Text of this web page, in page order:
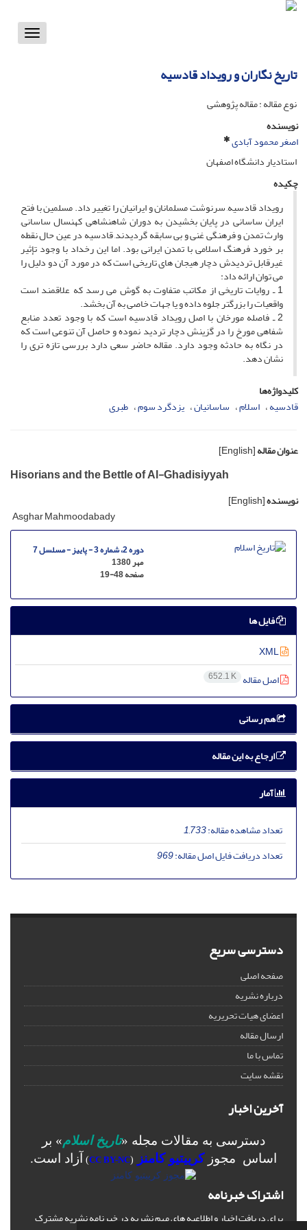
Toggle
تاریخ نگاران و رویداد قادسیه
نوع مقاله : مقاله پژوهشی
نویسنده
اصغر محمود آبادی
استادیار دانشگاه اصفهان
چکیده
رویداد قادسیه, سرنوشت مسلمانان و ایرانیان را تغییر داد. مسلمین با فتح
ایران ساسانى در پایان بخشیدن به دوران شاهنشاهى کهنسال ساسانى,
وارث تمدن و فرهنگى غنى و بى سابقه گردیدند, قادسیه در عین حال نقطه
بر خورد فرهنگ اسلامى با تمدن ایرانى بود. اما این رخداد با وجود تإثیر
غیرقابل تردیدش دچار هیجان هاى تاریخى است که در مورد آن دو دلیل را
مى توان ارائه داد:
1 ـ روایات تاریخى از مکاتب متفاوت به گوش مى رسد که علاقمند است
واقعیات را بزرگتر جلوه داده و یا جهات خاصى به آن بخشد.
2 ـ فاصله مورخان با اصل رویداد قادسیه است که با وجود تعدد منابع
شفاهى مورخ را در گزینش دچار تردید نموده و حاصل آن تنوعى است که
در نگاه به حادثه وجود دارد. مقاله حاضر سعى دارد بررسى تازه ترى را
نشان دهد.
کلیدواژه‌ها
قادسیه اسلام ساسانیان یزدگرد سوم طبرى
عنوان مقاله[English]
Hisorians and the Bettle of Al-Ghadisiyyah
نویسنده[English]
Asghar Mahmoodabady
دوره 2، شماره 3 - پاییز - مسلسل 7
مهر 1380
صفحه19-48
فایل ها
اصل مقاله 652.1 K
هم رسانی
ارجاع به این مقاله
آمار
تعداد مشاهده مقاله:1,733
تعداد دریافت فایل اصل مقاله:969
دسترسی سریع
صفحه اصلی
درباره نشریه
اعضای هیات تحریریه
ارسال مقاله
تماس با ما
نقشه سایت
آخرین اخبار
دسترسی به مقالات مجله «تاریخ اسلام» بر
اساس مجوزکرییتیو کامنز (
CC BY-NC
) آزاد است.
اشتراک خبرنامه
برای دریافت اخبار و اطلاعیه های مهم نشریه در خبرنامه نشریه مشترک